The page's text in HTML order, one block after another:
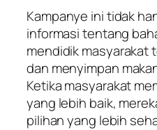
Kampanye ini tidak
informasi tentang
mendidik masyarakat
dan menyimpan
Ketika masyarakat
yang lebih baik,
pilihan yang lebih